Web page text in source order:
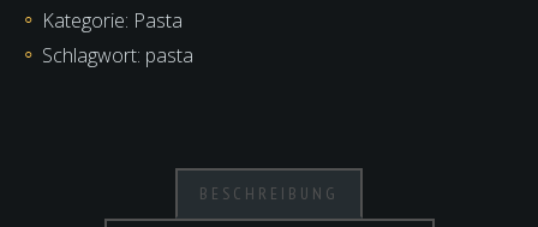
Kategorie: Pasta
Schlagwort: pasta
BESCHREIBUNG